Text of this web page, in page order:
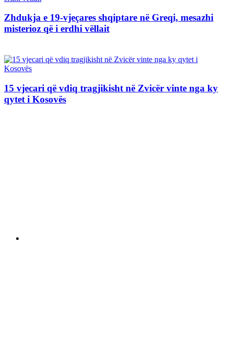
Zhdukja e 19-vjeçares shqiptare në Greqi, mesazhi
misterioz që i erdhi vëllait
15 vjecari që vdiq tragjikisht në Zvicër vinte nga ky
qytet i Kosovës